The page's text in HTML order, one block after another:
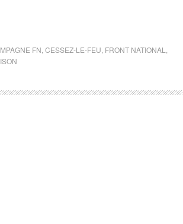
FN CESSEZ-LE-FEU FRONT NATIONAL